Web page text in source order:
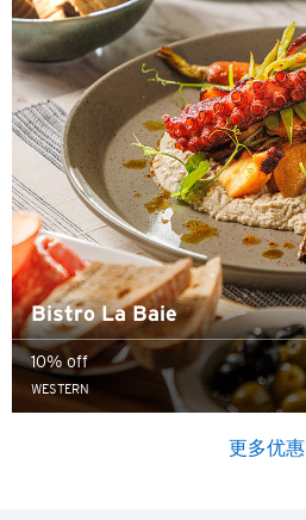
Bistro La Baie
10% off
WESTERN
更多优惠
繁體中文(TW)
Indonesia Bahasa
ภาษาไทย
Tiếng Việt
Polski
Russian